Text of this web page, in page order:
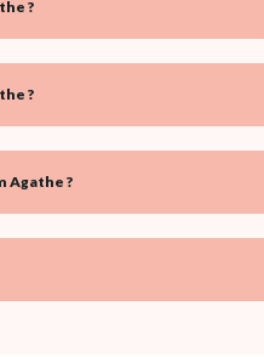
?
?
Agathe ?